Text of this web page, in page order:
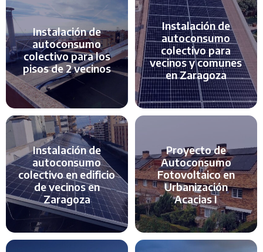
Instalación de
autoconsumo
colectivo para los
pisos de 2 vecinos
Instalación de
autoconsumo
colectivo para
vecinos y comunes
en Zaragoza
Instalación de
autoconsumo
colectivo en edificio
de vecinos en
Zaragoza
Proyecto de
Autoconsumo
Fotovoltaico en
Urbanización
Acacias I